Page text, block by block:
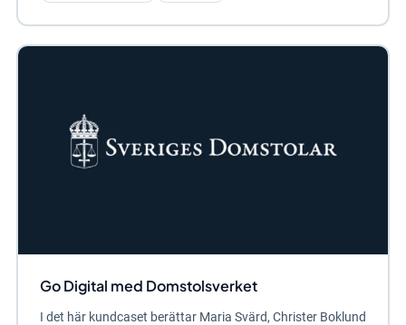
Go Digital med Domstolsverket
I det här kundcaset berättar Maria Svärd, Christer Boklund